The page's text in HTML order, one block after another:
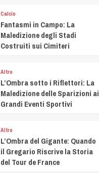
Calcio
Fantasmi in Campo: La
Maledizione degli Stadi
Costruiti sui Cimiteri
Altro
L’Ombra sotto i Riflettori: La
Maledizione delle Sparizioni ai
Grandi Eventi Sportivi
Altro
L’Ombra del Gigante: Quando
il Gregario Riscrive la Storia
del Tour de France